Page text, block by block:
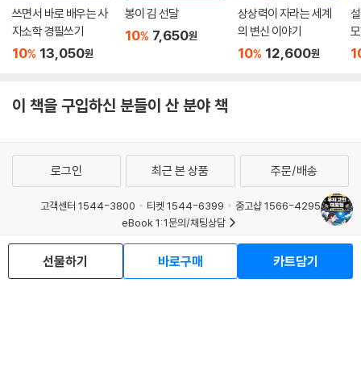
쓰면서 바로 배우는 사
자소학 경필쓰기
10% 13,050원
봉이 김 선달
10% 7,650원
상상력이 자라는 세계
의 변신 이야기
10% 12,600원
이 책을 구입하신 분들이 산 분야 책
선물하기 바로구매 카트담기
로그인 최근 본 상품 주문/배송
고객센터 1544-3800 티켓 1544-6399
중고샵 1566-4295
eBook 1:1문의/채팅상담
예스이십사(주) 사업자 정보
이용약관
개인정보처리방침